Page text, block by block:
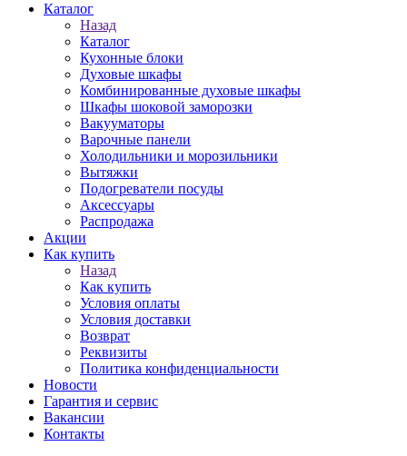
Каталог
Назад
Каталог
Кухонные блоки
Духовые шкафы
Комбинированные духовые шкафы
Шкафы шоковой заморозки
Вакууматоры
Варочные панели
Холодильники и морозильники
Вытяжки
Подогреватели посуды
Аксессуары
Распродажа
Акции
Как купить
Назад
Как купить
Условия оплаты
Условия доставки
Возврат
Реквизиты
Политика конфиденциальности
Новости
Гарантия и сервис
Вакансии
Контакты